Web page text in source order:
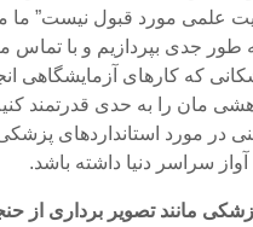
علمی مورد قبول نیست” ما
جدی بپردازیم و با تماس
که کارهای آزمایشگاهی
مان را به حدی قدرتمند کنیم
در مورد استانداردهای
سراسر دنیا داشته باشد.
مانند تصویر برداری از
میکلوش روژا
یادداشتی بر موسیقی